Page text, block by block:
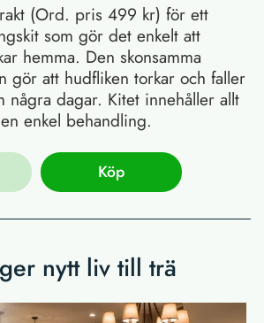
(Ord. pris 499 kr) för ett
som gör det enkelt att
hemma. Den skonsamma
gör att hudfliken torkar och faller
några dagar. Kitet innehåller allt
enkel behandling.
Köp
nytt liv till trä